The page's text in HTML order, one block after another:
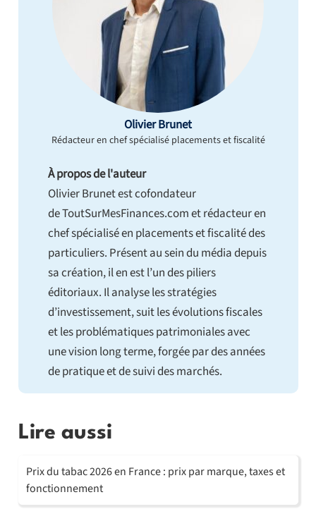
Olivier Brunet
Rédacteur en chef spécialisé placements et fiscalité
À propos de l'auteur
Olivier Brunet est cofondateur
de ToutSurMesFinances.com et rédacteur en
chef spécialisé en placements et fiscalité des
particuliers. Présent au sein du média depuis
sa création, il en est l’un des piliers
éditoriaux. Il analyse les stratégies
d’investissement, suit les évolutions fiscales
et les problématiques patrimoniales avec
une vision long terme, forgée par des années
de pratique et de suivi des marchés.
Lire aussi
Prix du tabac 2026 en France : prix par marque, taxes et
fonctionnement